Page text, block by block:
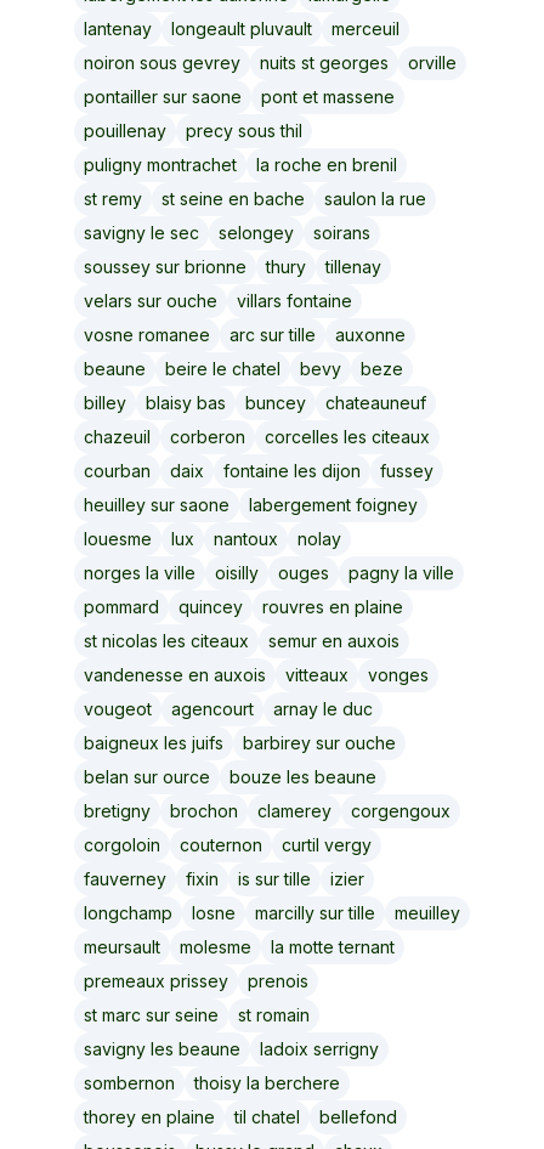
lantenay
longeault pluvault
merceuil
noiron sous gevrey
nuits st georges
orville
pontailler sur saone
pont et massene
pouillenay
precy sous thil
puligny montrachet
la roche en brenil
st remy
st seine en bache
saulon la rue
savigny le sec
selongey
soirans
soussey sur brionne
thury
tillenay
velars sur ouche
villars fontaine
vosne romanee
arc sur tille
auxonne
beaune
beire le chatel bevy
beze
billey
blaisy bas buncey
chateauneuf
chazeuil
corberon
corcelles les citeaux
courban
daix fontaine les dijon
fussey
heuilley sur saone
labergement foigney
louesme
lux nantoux
nolay
norges la ville
oisilly ouges
pagny la ville
pommard
quincey
rouvres en plaine
st nicolas les citeaux
semur en auxois
vandenesse en auxois
vitteaux
vonges
vougeot
agencourt
arnay le duc
baigneux les juifs
barbirey sur ouche
belan sur ource
bouze les beaune
bretigny
brochon clamerey
corgengoux
corgoloin
couternon
curtil vergy
fauverney
fixin is sur tille
izier
longchamp
losne marcilly sur tille
meuilley
meursault
molesme
la motte ternant
premeaux prissey
prenois
st marc sur seine
st romain
savigny les beaune
ladoix serrigny
sombernon
thoisy la berchere
thorey en plaine
til chatel
bellefond